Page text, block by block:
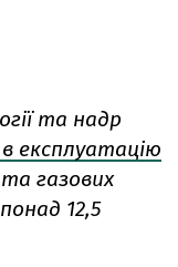
та надр
експлуатацію
газових
12,5